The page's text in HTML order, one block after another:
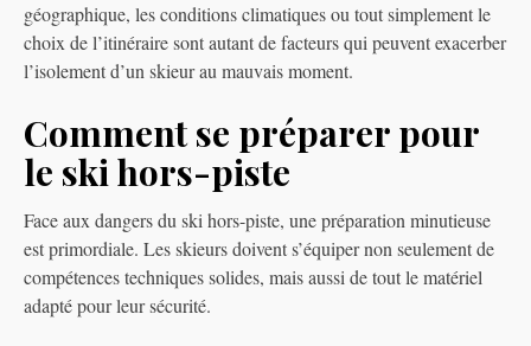
géographique, les conditions climatiques ou tout simplement le
choix de l’itinéraire sont autant de facteurs qui peuvent exacerber
l’isolement d’un skieur au mauvais moment.
Comment se préparer pour
le ski hors-piste
Face aux dangers du ski hors-piste, une préparation minutieuse
est primordiale. Les skieurs doivent s’équiper non seulement de
compétences techniques solides, mais aussi de tout le matériel
adapté pour leur sécurité.